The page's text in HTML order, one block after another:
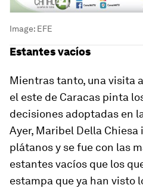
Image: EFE
Estantes vacíos
Mientras tanto, una visita
el este de Caracas pinta
decisiones adoptadas en
Ayer, Maribel Della Chiesa
plátanos y se fue con las
estantes vacíos que los
estampa que ya han visto